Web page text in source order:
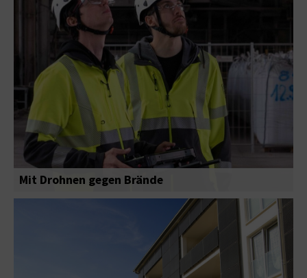
Mit Drohnen gegen Brände